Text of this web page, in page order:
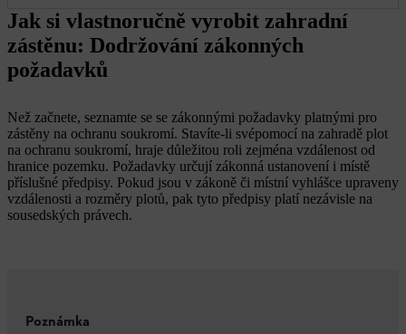
Jak si vlastnoručně vyrobit zahradní
zástěnu: Dodržování zákonných
požadavků
Než začnete, seznamte se se zákonnými požadavky platnými pro
zástěny na ochranu soukromí. Stavíte-li svépomocí na zahradě plot
na ochranu soukromí, hraje důležitou roli zejména vzdálenost od
hranice pozemku. Požadavky určují zákonná ustanovení i místě
příslušné předpisy. Pokud jsou v zákoně či místní vyhlášce upraveny
vzdálenosti a rozměry plotů, pak tyto předpisy platí nezávisle na
sousedských právech.
Poznámka